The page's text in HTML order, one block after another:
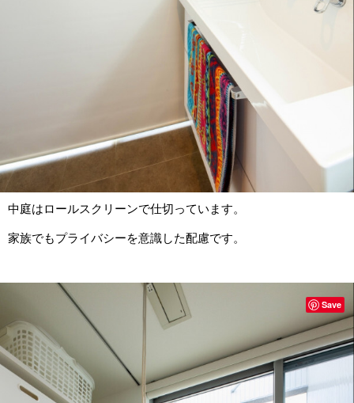
中庭はロールスクリーンで仕切っています。
家族でもプライバシーを意識した配慮です。
Save